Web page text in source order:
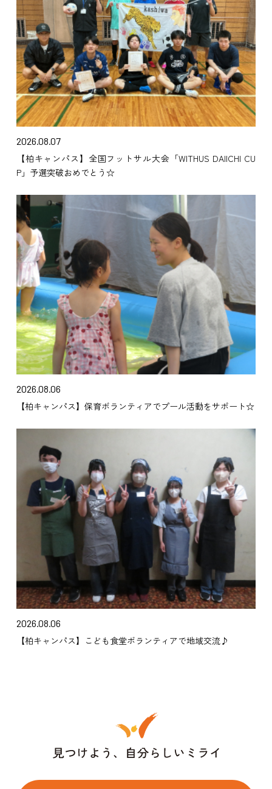
2026.08.07
【柏キャンパス】全国フットサル大会「WITHUS DAIICHI CU
P」予選突破おめでとう☆
2026.08.06
【柏キャンパス】保育ボランティアでプール活動をサポート☆
2026.08.06
【柏キャンパス】こども食堂ボランティアで地域交流♪